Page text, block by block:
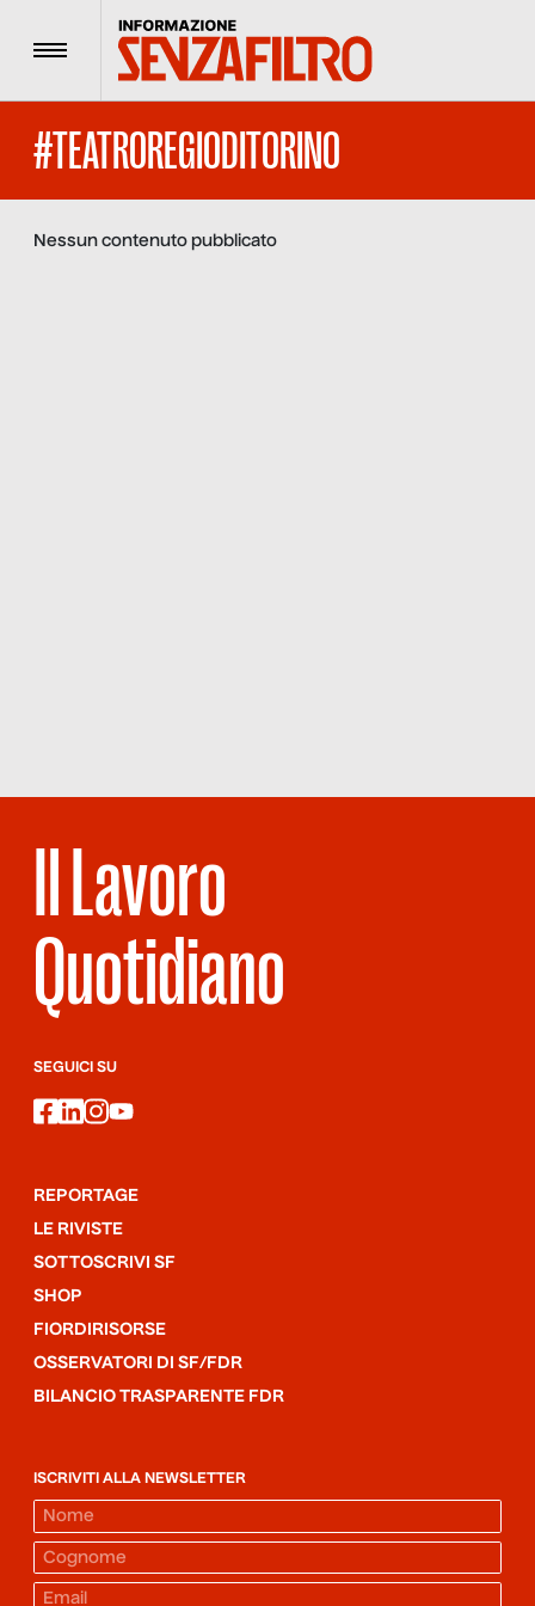
Menu
#TEATROREGIODITORINO
Nessun contenuto pubblicato
Il Lavoro
Quotidiano
SEGUICI SU
facebook
linkedin
instagram
youtube
REPORTAGE
LE RIVISTE
SOTTOSCRIVI SF
SHOP
FIORDIRISORSE
OSSERVATORI DI SF/FDR
BILANCIO TRASPARENTE FDR
ISCRIVITI ALLA NEWSLETTER